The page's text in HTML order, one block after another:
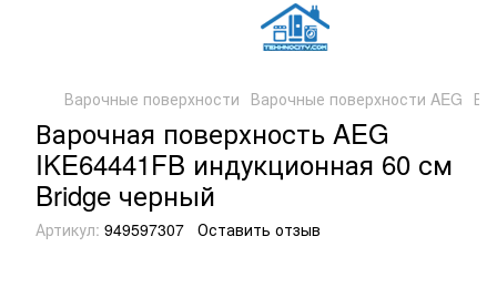
Варочные поверхности Варочные поверхности AEG
Варочная поверхность AEG
IKE64441FB индукционная 60 см
Bridge черный
Артикул: 949597307 Оставить отзыв